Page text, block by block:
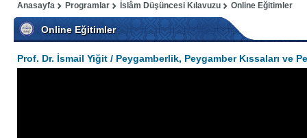
Online Eğitimler
İslâm Düşüncesi Kılavuzu
Programlar
Anasayfa
Online Eğitimler
Prof. Dr. İsmail Yiğit / Peygamberlik, Peygamber Kıssaları ve